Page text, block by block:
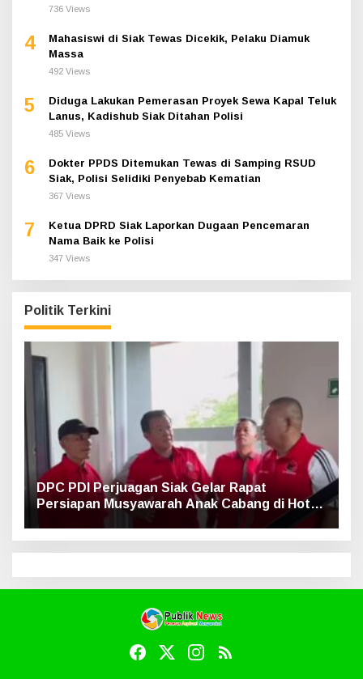
736 Views
4
Mahasiswi di Siak Tewas Dicekik, Pelaku Diamuk
Massa
492 Views
5
Diduga Lakukan Pemerasan Proyek Sewa Kapal Teluk
Lanus, Kadishub Siak Ditahan Polisi
485 Views
6
Dokter PPDS Ditemukan Tewas di Samping RSUD
Siak, Polisi Selidiki Penyebab Kematian
367 Views
7
Ketua DPRD Siak Laporkan Dugaan Pencemaran
Nama Baik ke Polisi
347 Views
Politik Terkini
DPC PDI Perjuagan Siak Gelar Rapat
Persiapan Musyawarah Anak Cabang di Hotel